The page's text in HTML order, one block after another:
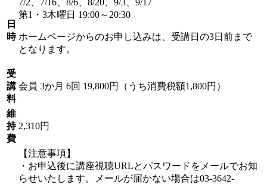
日
時
第1・3木曜日 19:00～20:30
ホームページからのお申し込みは、受講日の3日前まで
となります。
受
講
料
会員 3か月 6回 19,800円（うち消費税額1,800円）
維
持
費
2,310円
【注意事項】
・お申込後に講座視聴URLとパスワードをメールでお知
らせいたします。メールが届かない場合は03-3642-